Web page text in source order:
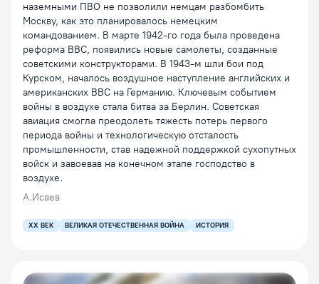
наземными ПВО не позволили немцам разбомбить
Москву, как это планировалось немецким
командованием. В марте 1942-го года была проведена
реформа ВВС, появились новые самолеты, созданные
советскими конструкторами. В 1943-м шли бои под
Курском, началось воздушное наступление английских и
американских ВВС на Германию. Ключевым событием
войны в воздухе стала битва за Берлин. Советская
авиация смогла преодолеть тяжесть потерь первого
периода войны и технологическую отсталость
промышленности, став надежной поддержкой сухопутных
войск и завоевав на конечном этапе господство в
воздухе.
А.Исаев
XX ВЕК ВЕЛИКАЯ ОТЕЧЕСТВЕННАЯ ВОЙНА ИСТОРИЯ